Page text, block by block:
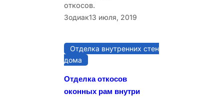
откосов.
Зодиак13 июля, 2019
Отделка внутренних стен
дома
Отделка откосов
оконных рам внутри